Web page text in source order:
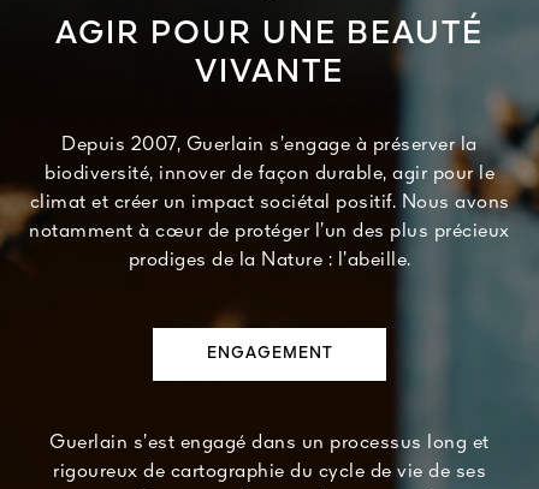
AGIR POUR UNE BEAUTÉ
VIVANTE
Depuis 2007, Guerlain s’engage à préserver la
biodiversité, innover de façon durable, agir pour le
climat et créer un impact sociétal positif. Nous avons
notamment à cœur de protéger l’un des plus précieux
prodiges de la Nature : l’abeille.
ENGAGEMENT
Guerlain s’est engagé dans un processus long et
rigoureux de cartographie du cycle de vie de ses